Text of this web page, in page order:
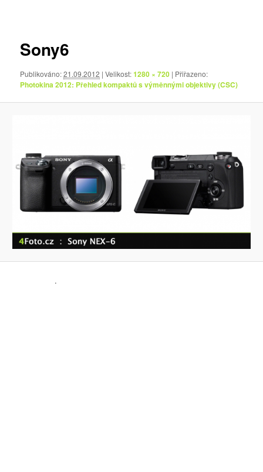
Sony6
Publikováno:21.09.2012 | Velikost:1280 × 720 | Přiřazeno:
Photokina 2012: Přehled kompaktů s výměnnými objektivy (CSC)
.